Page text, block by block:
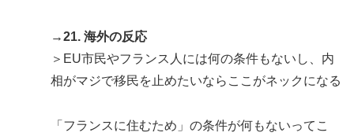
→21. 海外の反応
＞EU市民やフランス人には何の条件もないし、内
相がマジで移民を止めたいならここがネックになる
「フランスに住むため」の条件が何もないってこ